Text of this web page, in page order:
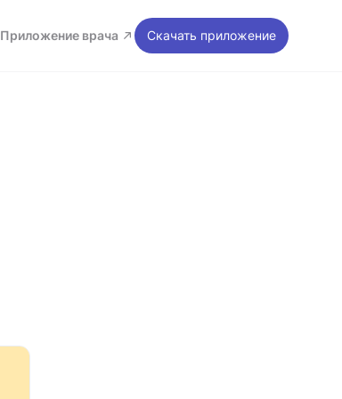
Приложение врача Скачать приложение